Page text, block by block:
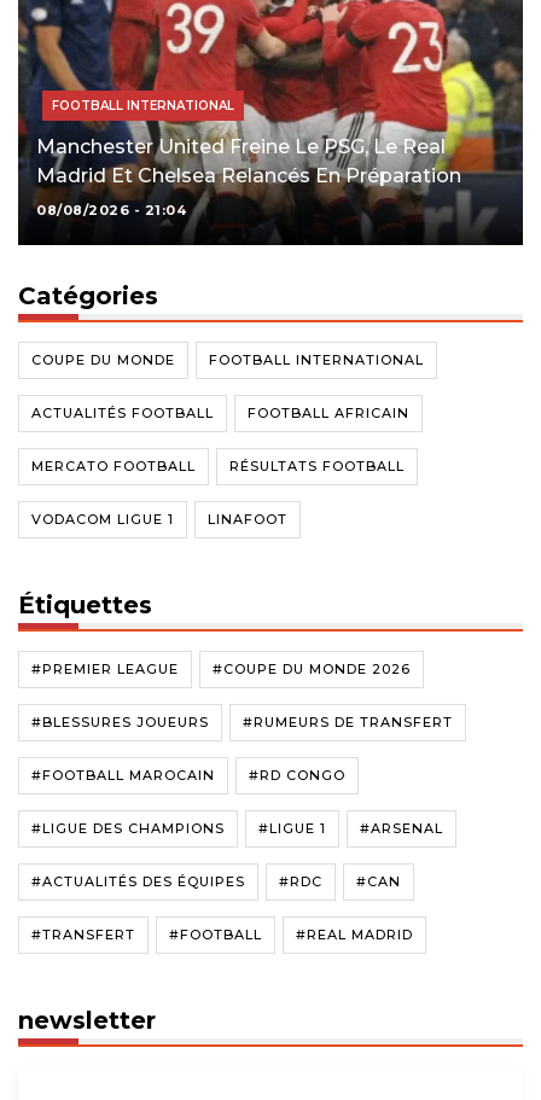
FOOTBALL INTERNATIONAL
Manchester United Freine Le PSG, Le Real
Madrid Et Chelsea Relancés En Préparation
08/08/2026 - 21:04
Catégories
COUPE DU MONDE FOOTBALL INTERNATIONAL
ACTUALITÉS FOOTBALL FOOTBALL AFRICAIN
MERCATO FOOTBALL RÉSULTATS FOOTBALL
VODACOM LIGUE 1 LINAFOOT
Étiquettes
#PREMIER LEAGUE #COUPE DU MONDE 2026
#BLESSURES JOUEURS #RUMEURS DE TRANSFERT
#FOOTBALL MAROCAIN #RD CONGO
#LIGUE DES CHAMPIONS #LIGUE 1 #ARSENAL
#ACTUALITÉS DES ÉQUIPES #RDC #CAN
#TRANSFERT #FOOTBALL #REAL MADRID
newsletter